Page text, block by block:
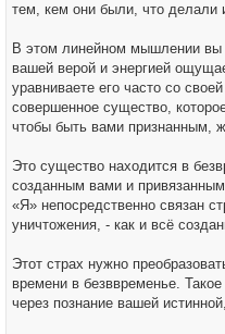
тем, кем они были, что делали
В этом линейном мышлении вы
вашей верой и энергией
уравниваете его часто со
совершенное существо,
чтобы быть вами признанным,
Это существо находится в
созданным вами и
«Я» непосредственно связан
уничтожения, - как и всё
Этот страх нужно
времени в безввременье.
через познание вашей